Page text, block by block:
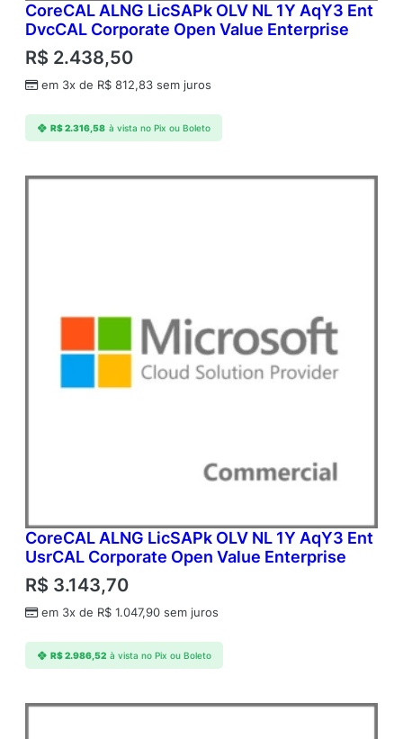
CoreCAL ALNG LicSAPk OLV NL 1Y AqY3 Ent
DvcCAL Corporate Open Value Enterprise
R$ 2.438,50
em 3x de R$ 812,83 sem juros
R$2.316,58 à vista no Pix ou Boleto
CoreCAL ALNG LicSAPk OLV NL 1Y AqY3 Ent
UsrCAL Corporate Open Value Enterprise
R$ 3.143,70
em 3x de R$ 1.047,90 sem juros
R$2.986,52 à vista no Pix ou Boleto